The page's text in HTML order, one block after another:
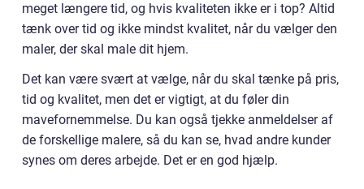
meget længere tid, og hvis kvaliteten ikke er i top? Altid
tænk over tid og ikke mindst kvalitet, når du vælger den
maler, der skal male dit hjem.
Det kan være svært at vælge, når du skal tænke på pris,
tid og kvalitet, men det er vigtigt, at du føler din
mavefornemmelse. Du kan også tjekke anmeldelser af
de forskellige malere, så du kan se, hvad andre kunder
synes om deres arbejde. Det er en god hjælp.